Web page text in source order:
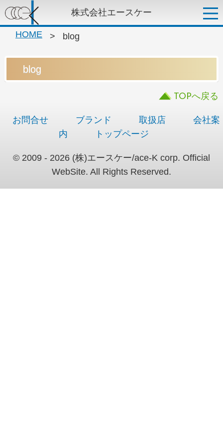
株式会社エースケー
HOME > blog
blog
TOPへ戻る
お問合せ ブランド 取扱店
会社案
内
トップページ
© 2009 - 2026 (株)エースケー/ace-K corp. Official
WebSite. All Rights Reserved.